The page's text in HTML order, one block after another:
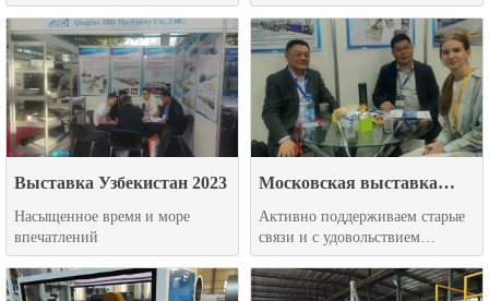
международная выставка
пластмасс и каучуков Ruplastica
с экспозициями Upakexpo
Выставка Узбекистан 2023
Насыщенное время и море
впечатлений
Московская выставка
2023
Активно поддерживаем старые
связи и с удовольствием
налаживаем новые